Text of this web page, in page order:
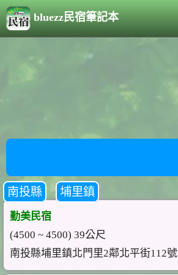
bluezz民宿筆記本
南投縣 埔里鎮
勤美民宿
(4500 ~ 4500) 39公尺
南投縣埔里鎮北門里2鄰北平街112號